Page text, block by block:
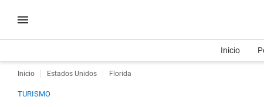
Inicio
Inicio Estados Unidos Florida
TURISMO